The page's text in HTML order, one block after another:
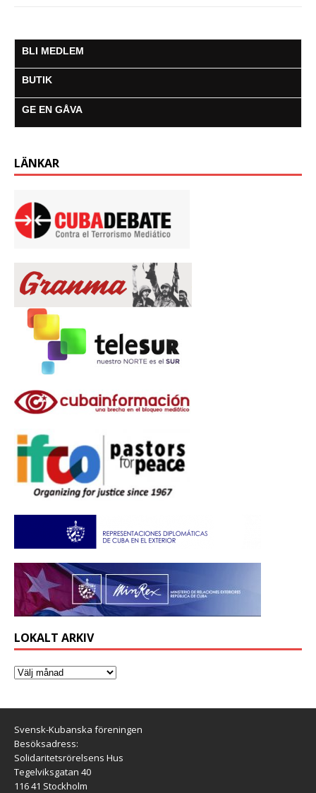
BLI MEDLEM
BUTIK
GE EN GÅVA
LÄNKAR
LOKALT ARKIV
Svensk-Kubanska föreningen
Besöksadress:
Solidaritetsrörelsens Hus
Tegelviksgatan 40
116 41 Stockholm